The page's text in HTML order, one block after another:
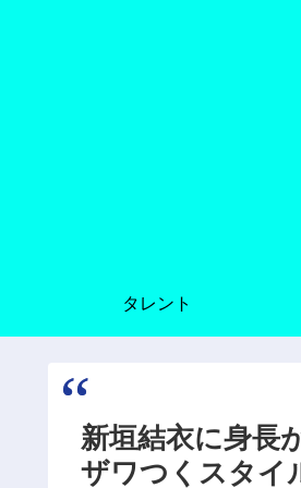
タレント
新垣結衣に身長
ザワつくスタイ